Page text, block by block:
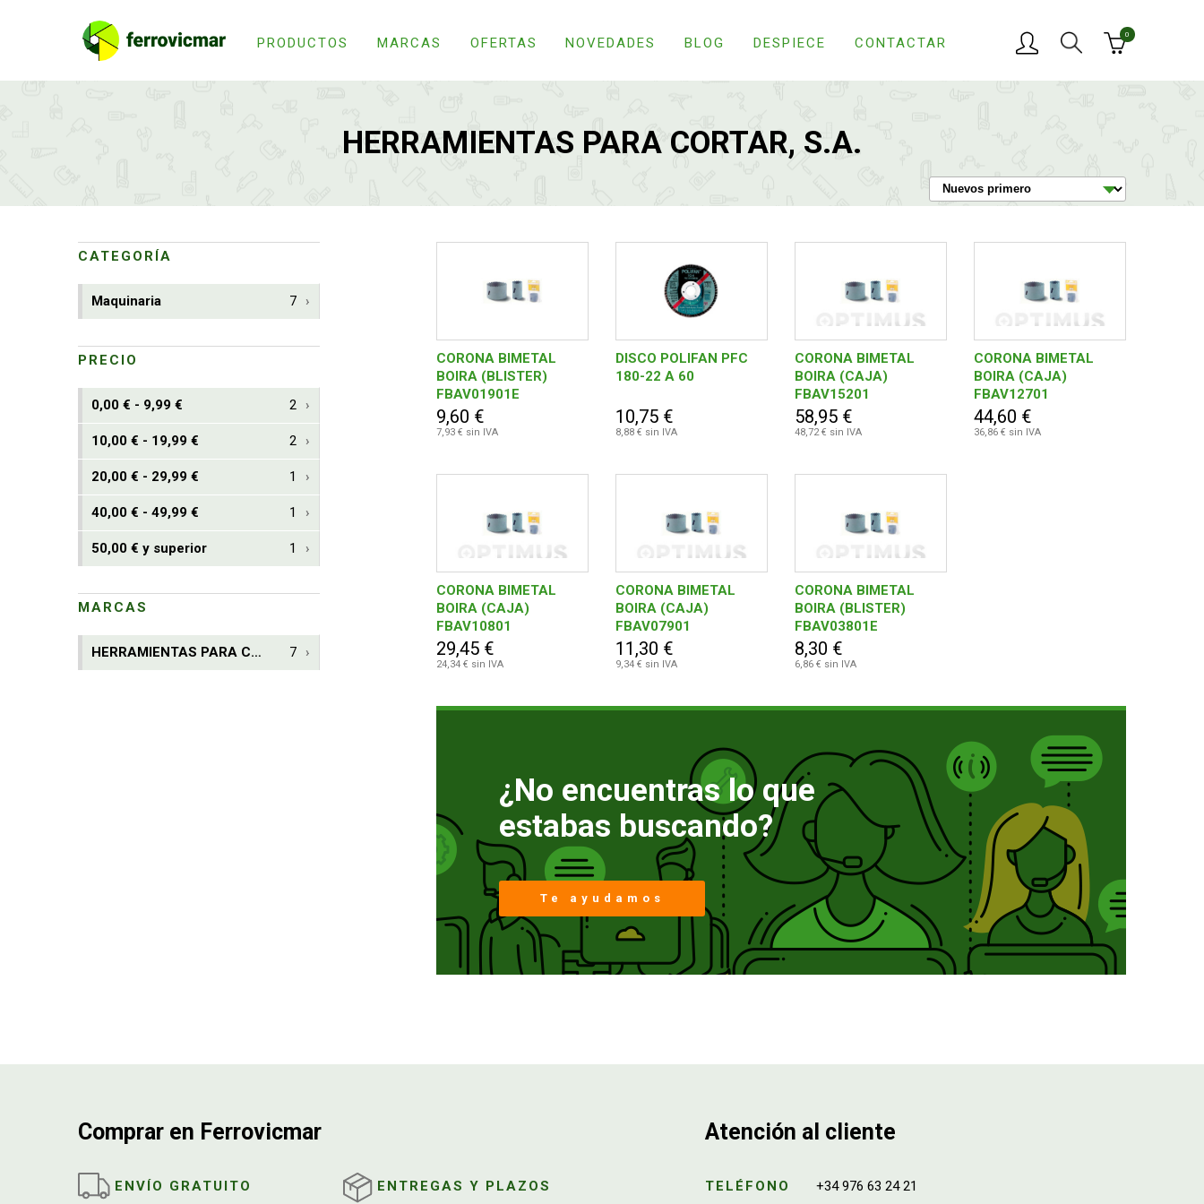
PRODUCTOS MARCAS OFERTAS NOVEDADES BLOG DESPIECE CONTACTAR
0
HERRAMIENTAS PARA CORTAR, S.A.
CATEGORÍA
Maquinaria 7
PRECIO
0,00 € - 9,99 € 2
10,00 € - 19,99 € 2
20,00 € - 29,99 € 1
40,00 € - 49,99 € 1
50,00 € y superior 1
MARCAS
HERRAMIENTAS PARA CORTAR, S.A. 7
CORONA BIMETAL
BOIRA (BLISTER)
FBAV01901E
9,60 €
7,93 € sin IVA
DISCO POLIFAN PFC
180-22 A 60
10,75 €
8,88 € sin IVA
CORONA BIMETAL
BOIRA (CAJA)
FBAV15201
58,95 €
48,72 € sin IVA
CORONA BIMETAL
BOIRA (CAJA)
FBAV12701
44,60 €
36,86 € sin IVA
CORONA BIMETAL
BOIRA (CAJA)
FBAV10801
29,45 €
24,34 € sin IVA
CORONA BIMETAL
BOIRA (CAJA)
FBAV07901
11,30 €
9,34 € sin IVA
CORONA BIMETAL
BOIRA (BLISTER)
FBAV03801E
8,30 €
6,86 € sin IVA
¿No encuentras lo que
estabas buscando?
Te ayudamos
Comprar en Ferrovicmar
ENVÍO GRATUITO ENTREGAS Y PLAZOS
Atención al cliente
TELÉFONO +34 976 63 24 21